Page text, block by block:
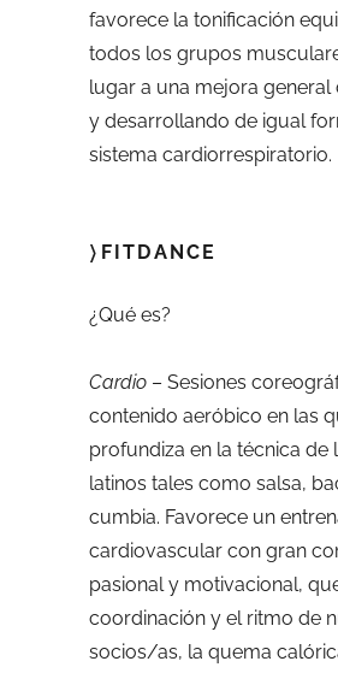
favorece la tonificación
todos los grupos
lugar a una mejora general
y desarrollando de igual
sistema cardiorrespiratorio.
〉FITDANCE
¿Qué es?
Cardio – Sesiones
contenido aeróbico en las
profundiza en la técnica de
latinos tales como salsa,
cumbia. Favorece un
cardiovascular con gran
pasional y motivacional,
coordinación y el ritmo de
socios/as, la quema